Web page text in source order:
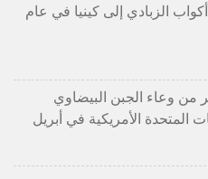
الزبادي إلى كينيا في عام
2000 لتر من وعاء الجبن البيضاوي
المتحدة الأمريكية في أبريل